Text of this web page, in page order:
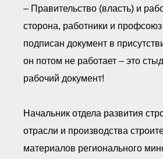
– Правительство (власть) и
сторона, работники и
подписан документ в
он потом не работает – это
рабочий документ!
Начальник отдела развития
отрасли и производства
материалов регионального